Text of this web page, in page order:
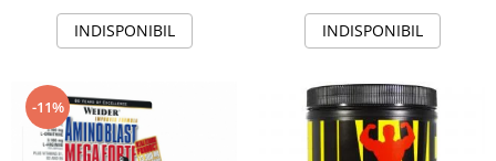
INDISPONIBIL INDISPONIBIL
-11%